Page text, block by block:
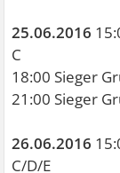
25.06.2016
C
18:00 Sieger
21:00 Sieger
26.06.2016
C/D/E